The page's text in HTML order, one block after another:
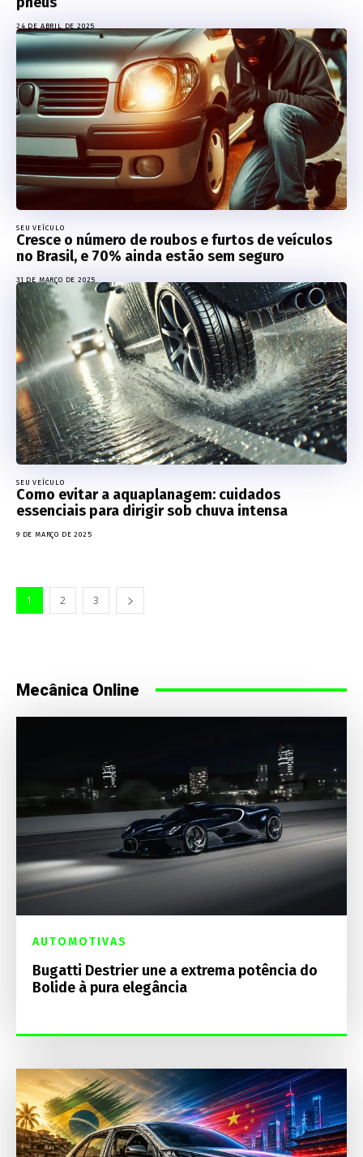
24 DE ABRIL DE 2025
SEU VEÍCULO
Cresce o número de roubos e furtos de veículos
no Brasil, e 70% ainda estão sem seguro
31 DE MARÇO DE 2025
SEU VEÍCULO
Como evitar a aquaplanagem: cuidados
essenciais para dirigir sob chuva intensa
9 DE MARÇO DE 2025
1 2 3
Mecânica Online
AUTOMOTIVAS
Bugatti Destrier une a extrema potência do
Bolide à pura elegância